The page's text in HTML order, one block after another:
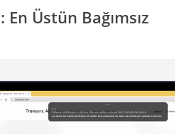
: En Üstün Bağımsız